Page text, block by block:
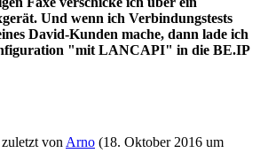
Und wenn ich Verbindungstests
David-Kunden mache, dann lade ich
"mit LANCAPI" in die BE.IP
von Arno (18. Oktober 2016 um